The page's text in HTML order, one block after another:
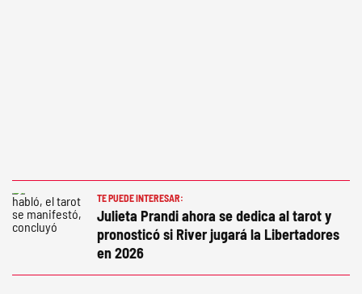
TE PUEDE INTERESAR:
Julieta Prandi ahora se dedica al tarot y
pronosticó si River jugará la Libertadores
en 2026